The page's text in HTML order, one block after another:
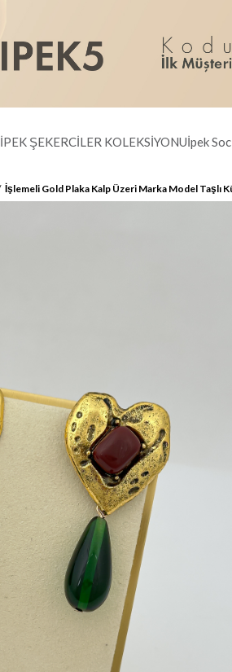
İPEK ŞEKERCİLER KOLEKSİYONUİpek
İşlemeli Gold Plaka Kalp Üzeri Marka Model Taşlı